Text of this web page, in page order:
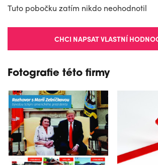
Tuto pobočku zatím nikdo neohodnotil
CHCI NAPSAT VLASTNÍ
Fotografie této firmy